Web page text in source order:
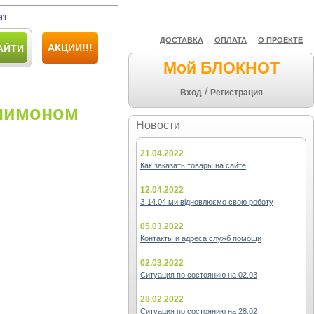
ДОСТАВКА ОПЛАТА О ПРОЕКТЕ
Мой БЛОКНОТ
Вход / Регистрация
Новости
21.04.2022
Как заказать товары на сайте
12.04.2022
З 14.04 ми відновлюємо свою роботу
05.03.2022
Контакты и адреса служб помощи
02.03.2022
Ситуация по состоянию на 02.03
28.02.2022
Ситуация по состоянию на 28.02
АКЦИИ!!!